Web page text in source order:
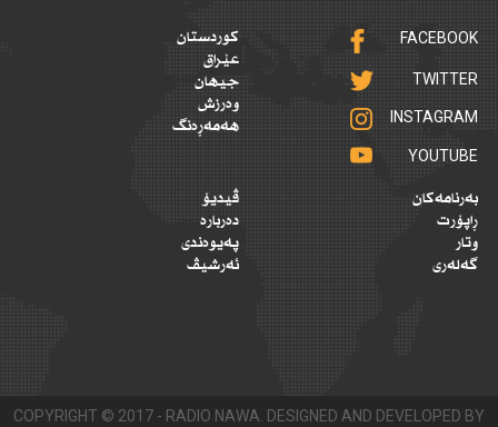
FACEBOOK
TWITTER
INSTAGRAM
YOUTUBE
کوردستان
عێراق
جیهان
وەرزش
هەمەڕەنگ
بەرنامەکان
ڕاپۆرت
وتار
گەلەری
ڤیدیۆ
دەربارە
پەیوەندی
ئەرشیڤ
COPYRIGHT © 2017 - RADIO NAWA. DESIGNED AND DEVELOPED BY